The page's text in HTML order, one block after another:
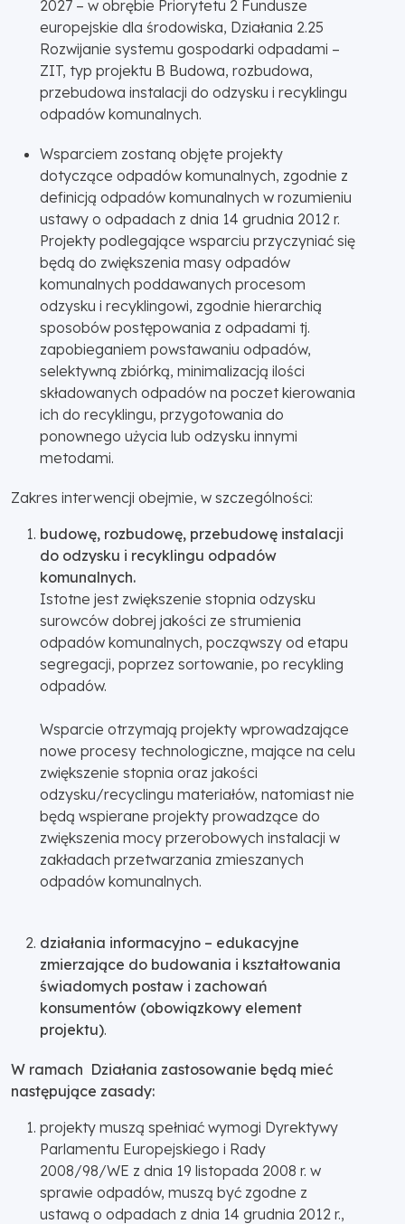
2027 – w obrębie Priorytetu 2 Fundusze
europejskie dla środowiska, Działania 2.25
Rozwijanie systemu gospodarki odpadami –
ZIT, typ projektu B Budowa, rozbudowa,
przebudowa instalacji do odzysku i recyklingu
odpadów komunalnych.
Wsparciem zostaną objęte projekty
dotyczące odpadów komunalnych, zgodnie z
definicją odpadów komunalnych w rozumieniu
ustawy o odpadach z dnia 14 grudnia 2012 r.
Projekty podlegające wsparciu przyczyniać się
będą do zwiększenia masy odpadów
komunalnych poddawanych procesom
odzysku i recyklingowi, zgodnie hierarchią
sposobów postępowania z odpadami tj.
zapobieganiem powstawaniu odpadów,
selektywną zbiórką, minimalizacją ilości
składowanych odpadów na poczet kierowania
ich do recyklingu, przygotowania do
ponownego użycia lub odzysku innymi
metodami.
Zakres interwencji obejmie, w szczególności:
budowę, rozbudowę, przebudowę instalacji
do odzysku i recyklingu odpadów
komunalnych.
Istotne jest zwiększenie stopnia odzysku
surowców dobrej jakości ze strumienia
odpadów komunalnych, począwszy od etapu
segregacji, poprzez sortowanie, po recykling
odpadów.
Wsparcie otrzymają projekty wprowadzające
nowe procesy technologiczne, mające na celu
zwiększenie stopnia oraz jakości
odzysku/recyclingu materiałów, natomiast nie
będą wspierane projekty prowadzące do
zwiększenia mocy przerobowych instalacji w
zakładach przetwarzania zmieszanych
odpadów komunalnych.
działania informacyjno – edukacyjne
zmierzające do budowania i kształtowania
świadomych postaw i zachowań
konsumentów (obowiązkowy element
projektu).
W ramach Działania zastosowanie będą mieć
następujące zasady:
projekty muszą spełniać wymogi Dyrektywy
Parlamentu Europejskiego i Rady
2008/98/WE z dnia 19 listopada 2008 r. w
sprawie odpadów, muszą być zgodne z
ustawą o odpadach z dnia 14 grudnia 2012 r.,